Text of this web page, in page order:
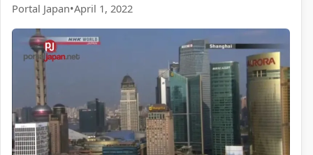
Portal Japan•April 1, 2022